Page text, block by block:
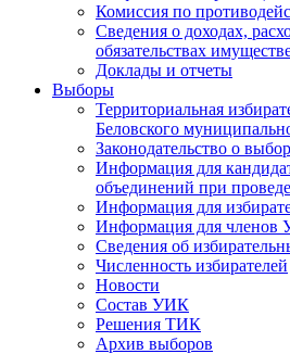
Комиссия по
Сведения о доходах,
обязательствах
Доклады и отчеты
Выборы
Территориальная
Беловского
Законодательство о
Информация для
объединений при
Информация для
Информация для членов
Сведения об
Численность избирателей
Новости
Состав УИК
Решения ТИК
Архив выборов